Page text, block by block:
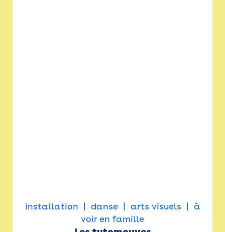
installation danse arts visuels
à
voir en famille